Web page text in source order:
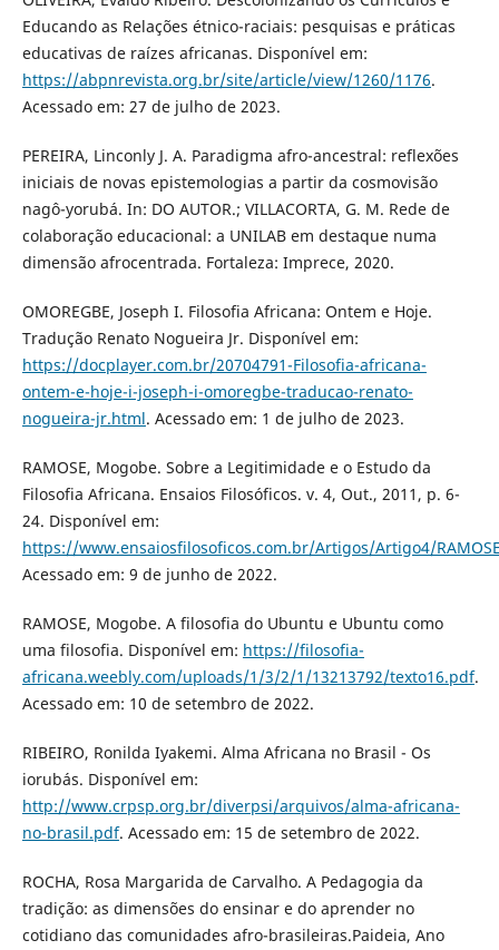
Educando as Relações étnico-raciais: pesquisas e práticas
educativas de raízes africanas. Disponível em:
https://abpnrevista.org.br/site/article/view/1260/1176.
Acessado em: 27 de julho de 2023.
PEREIRA, Linconly J. A. Paradigma afro-ancestral: reflexões
iniciais de novas epistemologias a partir da cosmovisão
nagô-yorubá. In: DO AUTOR.; VILLACORTA, G. M. Rede de
colaboração educacional: a UNILAB em destaque numa
dimensão afrocentrada. Fortaleza: Imprece, 2020.
OMOREGBE, Joseph I. Filosofia Africana: Ontem e Hoje.
Tradução Renato Nogueira Jr. Disponível em:
https://docplayer.com.br/20704791-Filosofia-africana-
ontem-e-hoje-i-joseph-i-omoregbe-traducao-renato-
nogueira-jr.html. Acessado em: 1 de julho de 2023.
RAMOSE, Mogobe. Sobre a Legitimidade e o Estudo da
Filosofia Africana. Ensaios Filosóficos. v. 4, Out., 2011, p. 6-
24. Disponível em:
https://www.ensaiosfilosoficos.com.br/Artigos/Artigo4/
Acessado em: 9 de junho de 2022.
RAMOSE, Mogobe. A filosofia do Ubuntu e Ubuntu como
uma filosofia. Disponível em: https://filosofia-
africana.weebly.com/uploads/1/3/2/1/13213792/texto16.pdf.
Acessado em: 10 de setembro de 2022.
RIBEIRO, Ronilda Iyakemi. Alma Africana no Brasil - Os
iorubás. Disponível em:
http://www.crpsp.org.br/diverpsi/arquivos/alma-africana-
no-brasil.pdf. Acessado em: 15 de setembro de 2022.
ROCHA, Rosa Margarida de Carvalho. A Pedagogia da
tradição: as dimensões do ensinar e do aprender no
cotidiano das comunidades afro-brasileiras.Paideia, Ano